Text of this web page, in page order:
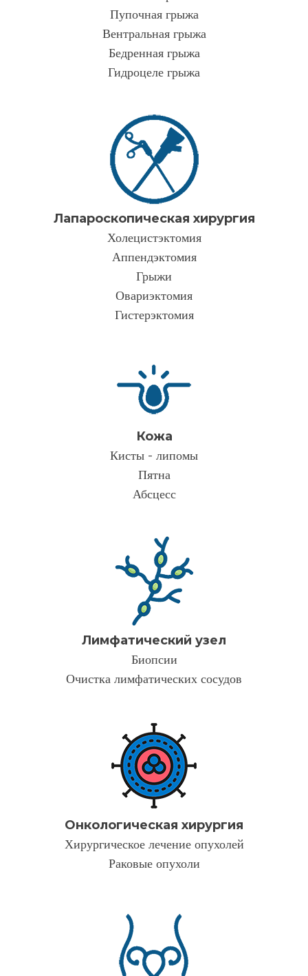
Пупочная грыжа
Вентральная грыжа
Бедренная грыжа
Гидроцеле грыжа
Лапароскопическая хирургия
Холецистэктомия
Аппендэктомия
Грыжи
Овариэктомия
Гистерэктомия
Кожа
Кисты - липомы
Пятна
Абсцесс
Лимфатический узел
Биопсии
Очистка лимфатических сосудов
Онкологическая хирургия
Хирургическое лечение опухолей
Раковые опухоли